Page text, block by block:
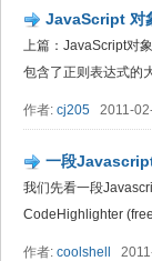
JavaScript 对
上篇：JavaScript对
包含了正则表达式的
作者: cj205 2011-
一段
我们先看一段
CodeHighlighter
作者: coolshell